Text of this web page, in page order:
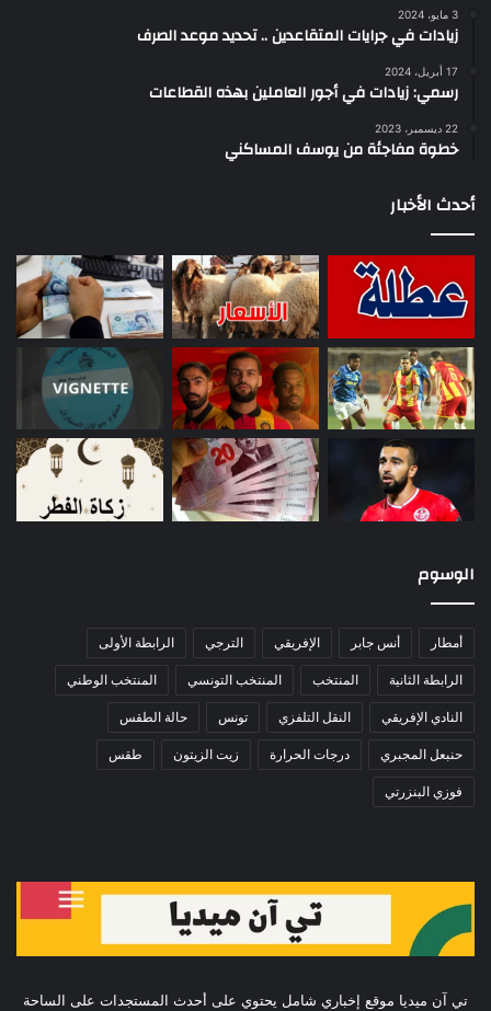
3 مايو، 2024
زيادات في جرايات المتقاعدين .. تحديد موعد الصرف
17 أبريل، 2024
رسمي: زيادات في أجور العاملين بهذه القطاعات
22 ديسمبر، 2023
خطوة مفاجئة من يوسف المساكني
أحدث الأخبار
الوسوم
أمطار أنس جابر الإفريقي الترجي الرابطة الأولى
الرابطة الثانية المنتخب المنتخب التونسي المنتخب الوطني
النادي الإفريقي النقل التلفزي تونس حالة الطقس
حنبعل المجبري درجات الحرارة زيت الزيتون طقس
فوزي البنزرتي
تي آن ميديا موقع إخباري شامل يحتوي على أحدث المستجدات على الساحة